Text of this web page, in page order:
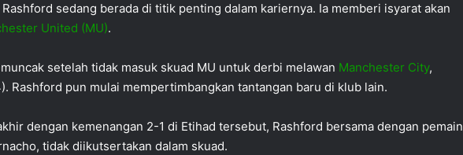
sedang berada di titik penting dalam kariernya. Ia memberi isyarat akan
United (MU).
setelah tidak masuk skuad MU untuk derbi melawan Manchester City,
Rashford pun mulai mempertimbangkan tantangan baru di klub lain.
dengan kemenangan 2-1 di Etihad tersebut, Rashford bersama dengan pemain
tidak diikutsertakan dalam skuad.